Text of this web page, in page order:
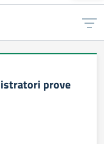
prove